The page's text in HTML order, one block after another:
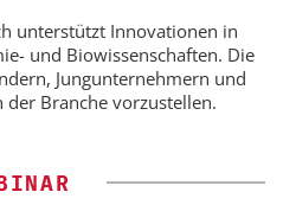
unterstützt Innovationen in
und Biowissenschaften. Die
Jungunternehmern und
Branche vorzustellen.